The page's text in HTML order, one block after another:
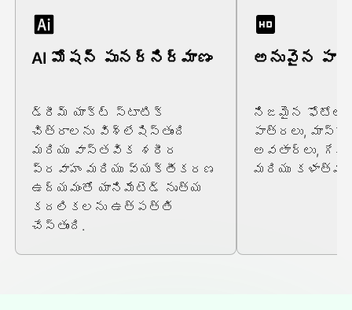
AI మోషన్ పునర్నిర్మాణం
డ్రీమ్ యాక్ట్ స్టాటిక్
చిత్రాలను విశ్లేషిస్తుంది
మరియు వాస్తవిక శరీర
ప్రవాహం మరియు వ్యక్తీకరణ
ఉద్యమంతో యానిమేటెడ్ నృత్య
కదలికలను ఉత్పత్తి
చేస్తుంది.
అనువైన
నిజమైన
పాత్రలు,
అవతార్లు,
మరియు